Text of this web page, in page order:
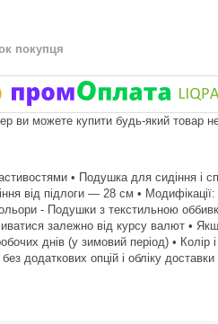
покупця
ви можете купити будь-який товар
• Подушка для сидіння і
від підлоги — 28 см •
- Подушки з текстильною
залежно від курсу валют •
днів (у зимовий період) • Колір
додаткових опцій і обліку доставки